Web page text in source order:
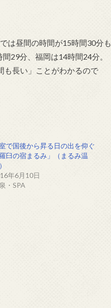
は昼間の時間が15時間30分も
29分、福岡は14時間24分。
も長い」ことがわかるので
で国後から昇る日の出を仰ぐ
羅臼の宿まるみ」（まるみ温
年6月10日
・SPA